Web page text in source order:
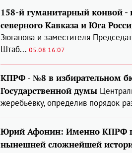
158-й гуманитарный конвой
северного Кавказа и Юга
Зюганова и заместителя
Штаб... 05.08 16:07
КПРФ - №8 в избирательном
Государственной думы
жеребьёвку, определив порядок
Юрий Афонин: Именно КПРФ
нынешней сложнейшей